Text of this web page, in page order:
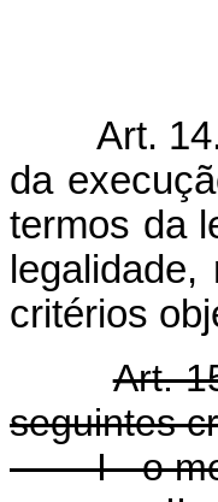
Art.
da
termos da
critérios
Art.
seguintes
I - o